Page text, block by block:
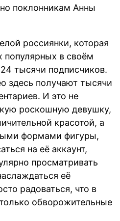
поклонникам Анны
россиянки, которая
популярных в своём
тысячи подписчиков.
здесь получают тысячи
И это не
роскошную девушку,
красотой, а
формами фигуры,
на её аккаунт,
просматривать
её
радоваться, что в
обворожительные